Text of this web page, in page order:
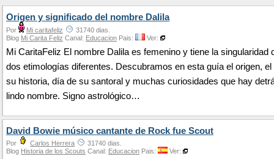
Origen y significado del nombre Dalila
Por Mi caritafeliz
31740 dias.
Blog Mi Carita Feliz Canal: Educacion Pais: Ver:
Mi CaritaFeliz El nombre Dalila es femenino y tiene la singularidad
dos etimologías diferentes. Descubramos en esta guía el origen, el
su historia, día de su santoral y muchas curiosidades que hay
lindo nombre. Signo astrológico…
David Bowie músico cantante de Rock fue Scout
Por Carlos Herrera
31740 dias.
Blog Historia de los Scouts Canal: Educacion Pais: Ver: